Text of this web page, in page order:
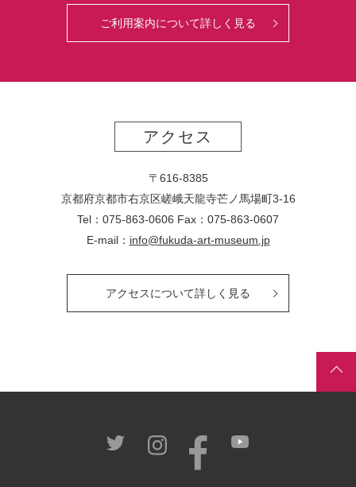
ご利用案内について詳しく見る
アクセス
〒616-8385
京都府京都市右京区嵯峨天龍寺芒ノ馬場町3-16
Tel：075-863-0606 Fax：075-863-0607
E-mail： info@fukuda-art-museum.jp
アクセスについて詳しく見る